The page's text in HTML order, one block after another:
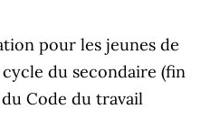
pour les jeunes de
du secondaire (fin
Code du travail